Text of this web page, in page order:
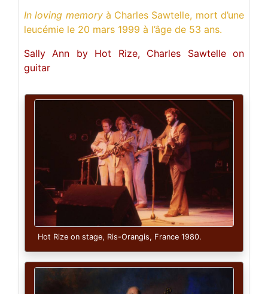
In loving memory à Charles Sawtelle, mort d’une
leucémie le 20 mars 1999 à l’âge de 53 ans.
Sally Ann by Hot Rize, Charles Sawtelle on
guitar
Hot Rize on stage, Ris-Orangis, France 1980.